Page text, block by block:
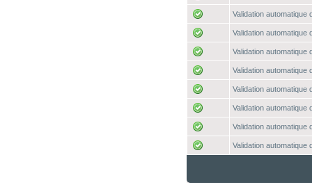
Validation automatique
Validation automatique
Validation automatique
Validation automatique
Validation automatique
Validation automatique
Validation automatique
Validation automatique